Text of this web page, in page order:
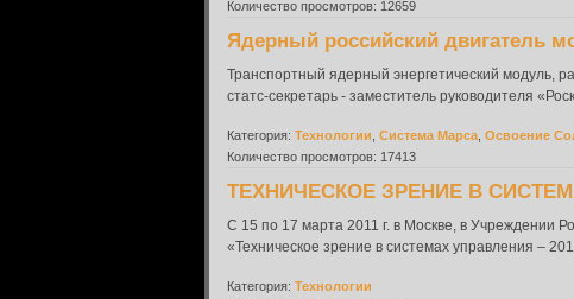
Количество просмотров: 12659
Ядерный российский двигатель
Транспортный ядерный энергетический модуль,
статс-секретарь - заместитель руководителя
Категория: Технологии Система Марса Освоение
Количество просмотров: 17413
ТЕХНИЧЕСКОЕ ЗРЕНИЕ В
С 15 по 17 марта 2011 г. в Москве, в Учреждении
«Техническое зрение в системах управления –
Категория: Технологии